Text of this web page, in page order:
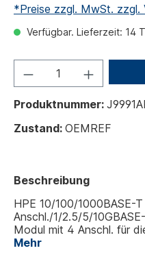
*Preise zzgl. MwSt. zzgl.
Verfügbar. Lieferzeit: 14
Produktnummer:
Zustand: OEMREF
Beschreibung
HPE 10/100/1000BASE-
Anschl./1/2.5/5/
Modul mit 4 Anschl. für
Mehr